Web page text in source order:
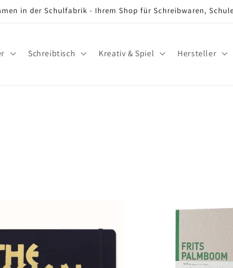
in der Schulfabrik - Ihrem Shop für Schreibwaren,
Schreibtisch Kreativ & Spiel Hersteller